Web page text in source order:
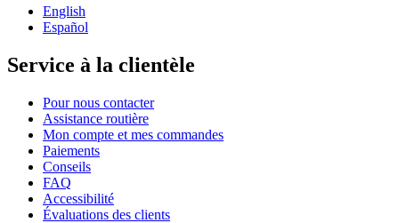
English
Español
Service à la clientèle
Pour nous contacter
Assistance routière
Mon compte et mes commandes
Paiements
Conseils
FAQ
Accessibilité
Évaluations des clients